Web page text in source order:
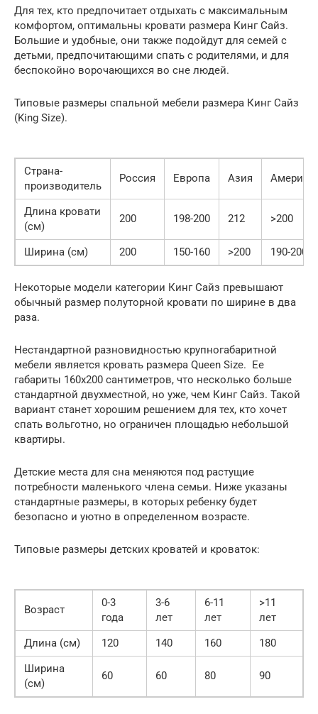
Для тех, кто предпочитает отдыхать с максимальным
комфортом, оптимальны кровати размера Кинг Сайз.
Большие и удобные, они также подойдут для семей с
детьми, предпочитающими спать с родителями, и для
беспокойно ворочающихся во сне людей.
Типовые размеры спальной мебели размера Кинг Cайз
(King Size).
Страна-
производитель
Россия Европа Азия Америка
Длина кровати
(см)
200 198-200 212 >200
Ширина (см) 200 150-160 >200 190-200
Некоторые модели категории Кинг Сайз превышают
обычный размер полуторной кровати по ширине в два
раза.
Нестандартной разновидностью крупногабаритной
мебели является кровать размера Queen Size. Ее
габариты 160х200 сантиметров, что несколько больше
стандартной двухместной, но уже, чем Кинг Сайз. Такой
вариант станет хорошим решением для тех, кто хочет
спать вольготно, но ограничен площадью небольшой
квартиры.
Детские места для сна меняются под растущие
потребности маленького члена семьи. Ниже указаны
стандартные размеры, в которых ребенку будет
безопасно и уютно в определенном возрасте.
Типовые размеры детских кроватей и кроваток:
Возраст
0-3
года
3-6
лет
6-11
лет
>11
лет
Длина (см)
120 140 160
180
Ширина
(см)
60 60 80 90